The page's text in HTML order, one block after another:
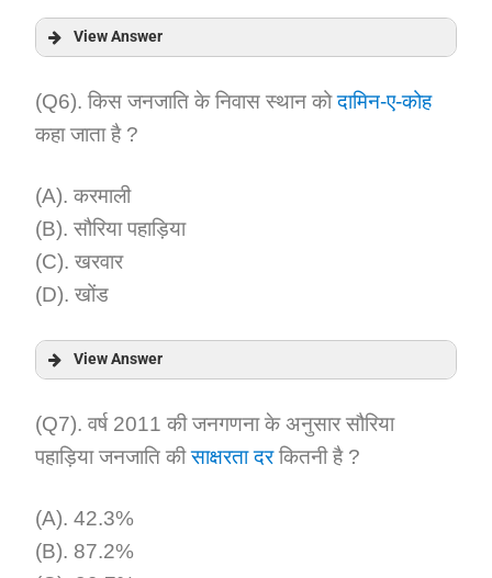
View Answer
Answer:
(Q6). किस जनजाति के निवास स्थान कोदामिन-ए-कोह
कहा जाता है ?
(A). करमाली
(B). सौरिया पहाड़िया
(C). खरवार
(D). खोंड
View Answer
Answer:
(Q7). वर्ष 2011 की जनगणना के अनुसार सौरिया
पहाड़िया जनजाति कीसाक्षरता दरकितनी है ?
(A). 42.3%
(B). 87.2%